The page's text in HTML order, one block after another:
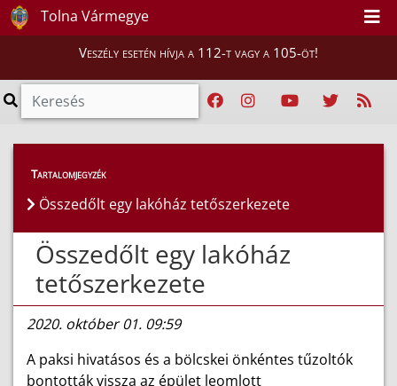
Tolna Vármegye
Veszély esetén hívja a 112-t vagy a 105-öt!
Híreink > Hírek
Tartalomjegyzék
Összedőlt egy lakóház tetőszerkezete
Összedőlt egy lakóház
tetőszerkezete
2020. október 01. 09:59
A paksi hivatásos és a bölcskei önkéntes tűzoltók
bontották vissza az épület leomlott